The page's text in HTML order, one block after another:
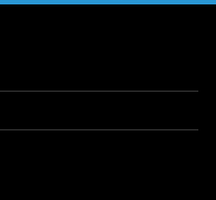
ジャンプルーキー！